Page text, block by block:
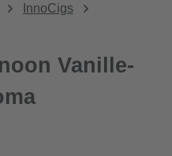
InnoCigs
Vanille-